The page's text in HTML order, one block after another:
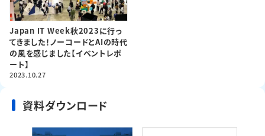
Japan IT Week秋2023に行っ
てきました！ノーコードとAIの時代
の風を感じました【イベントレポ
ート】
2023.10.27
資料ダウンロード